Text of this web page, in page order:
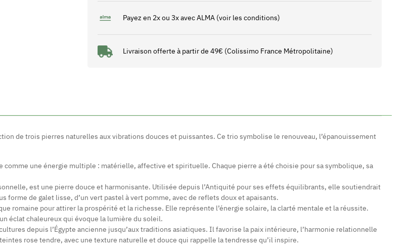
Payez en 2x ou 3x avec ALMA (voir les conditions)
Livraison offerte à partir de 49€ (Colissimo France Métropolitaine)
de trois pierres naturelles aux vibrations douces et puissantes. Ce trio symbolise le renouveau, l’épanouissement
comme une énergie multiple : matérielle, affective et spirituelle. Chaque pierre a été choisie pour sa symbolique, sa
est une pierre douce et harmonisante. Utilisée depuis l’Antiquité pour ses effets équilibrants, elle soutiendrait
de galet lisse, d’un vert pastel à vert pomme, avec de reflets doux et apaisants.
romaine pour attirer la prospérité et la richesse. Elle représente l’énergie solaire, la clarté mentale et la réussite.
éclat chaleureux qui évoque la lumière du soleil.
depuis l’Égypte ancienne jusqu’aux traditions asiatiques. Il favorise la paix intérieure, l’harmonie relationnelle
rose tendre, avec une texture naturelle et douce qui rappelle la tendresse qu’il inspire.